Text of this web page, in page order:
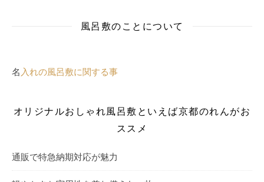
風呂敷のことについて
名 入れの風呂敷に関する事
オリジナルおしゃれ風呂敷といえば京都のれんがお
ススメ
通販で特急納期対応が魅力